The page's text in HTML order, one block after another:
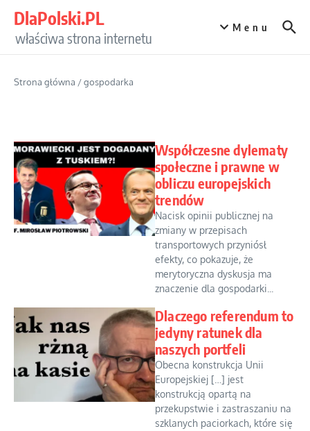
DlaPolski.PL
właściwa strona internetu
Menu
Strona główna /gospodarka
Współczesne dylematy
społeczne i prawne w
obliczu europejskich
trendów
Nacisk opinii publicznej na
zmiany w przepisach
transportowych przyniósł
efekty, co pokazuje, że
merytoryczna dyskusja ma
znaczenie dla gospodarki...
Dlaczego referendum to
jedyny ratunek dla
naszych portfeli
Obecna konstrukcja Unii
Europejskiej […] jest
konstrukcją opartą na
przekupstwie i zastraszaniu na
szklanych paciorkach, które się